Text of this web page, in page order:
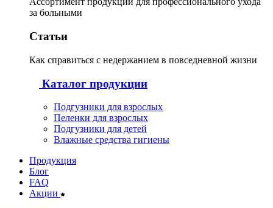
за больными
Статьи
Как справиться с недержанием в повседневной жизни
Каталог продукции
Подгузники для взрослых
Пеленки для взрослых
Подгузники для детей
Влажные средства гигиены
Продукция
Блог
FAQ
Акции